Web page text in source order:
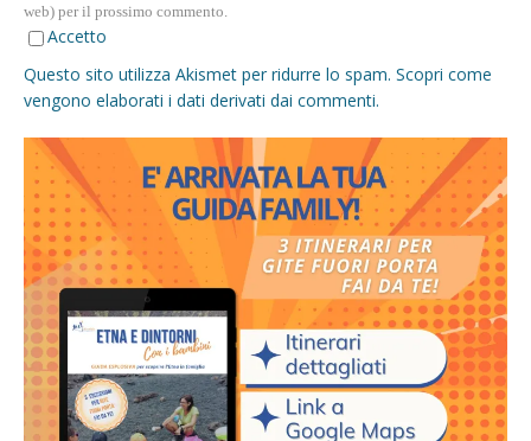
web) per il prossimo commento.
Accetto
Questo sito utilizza Akismet per ridurre lo spam. Scopri come
vengono elaborati i dati derivati dai commenti.